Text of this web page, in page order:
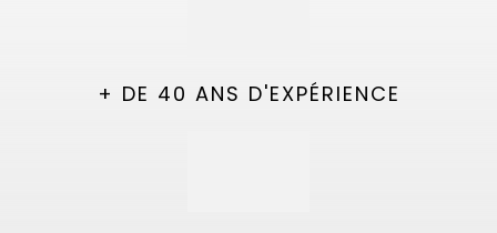
+ DE 40 ANS D'EXPÉRIENCE